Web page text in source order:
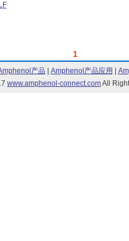
1
产品 Amphenol产品应用
www.amphenol-connect.comAll